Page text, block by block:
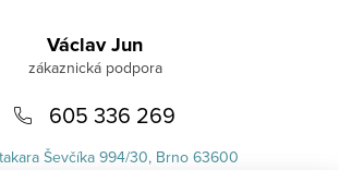
Václav Jun
605 336 269
Ševčíka 994/30, Brno 63600